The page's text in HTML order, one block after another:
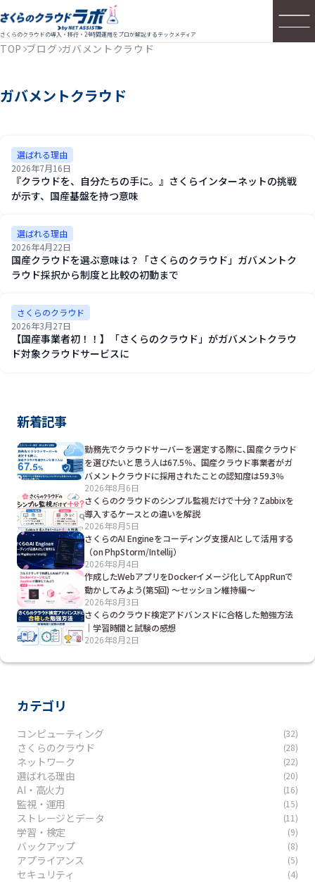
さくらのクラウドの導入・移行・24時間運用をプロが解説するテックメディア
TOP ブログ ガバメントクラウド
ガバメントクラウド
選ばれる理由
2026年7月16日
『クラウドを、自分たちの手に。』さくらインターネットの挑戦
が示す、国産基盤を持つ意味
選ばれる理由
2026年4月22日
国産クラウドを選ぶ意味は？「さくらのクラウド」ガバメントク
ラウド採択から制度と比較の初動まで
さくらのクラウド
2026年3月27日
【国産事業者初！！】「さくらのクラウド」がガバメントクラウ
ド対象クラウドサービスに
新着記事
勤務先でクラウドサーバーを選定する際に､国産クラウド
を選びたいと思う人は67.5％、国産クラウド事業者がガ
バメントクラウドに採用されたことの認知度は59.3％
2026年8月6日
さくらのクラウドのシンプル監視だけで十分？Zabbixを
導入するケースとの違いを解説
2026年8月5日
さくらのAI Engineをコーディング支援AIとして活用する
（on PhpStorm/Intellij）
2026年8月4日
作成したWebアプリをDockerイメージ化してAppRunで
動かしてみよう(第5回) ～セッション維持編～
2026年8月3日
さくらのクラウド検定アドバンスドに合格した勉強方法
｜学習時間と試験の感想
2026年8月2日
カテゴリ
コンピューティング (32)
さくらのクラウド (28)
ネットワーク (22)
選ばれる理由 (20)
AI・高火力 (16)
監視・運用 (15)
ストレージとデータ (11)
学習・検定 (9)
バックアップ (8)
アプライアンス (5)
セキュリティ (4)